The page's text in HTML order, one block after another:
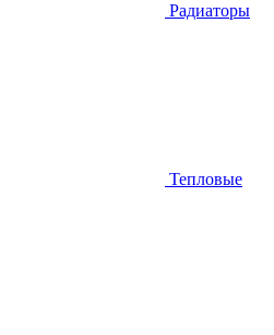
Радиаторы
Тепловые